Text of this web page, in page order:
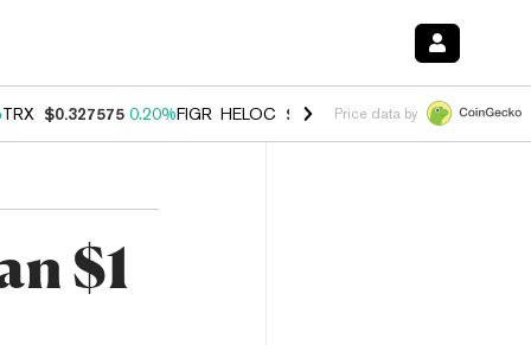
TRX $0.327575 0.20%FIGR_HELOC $1.023 0.20%HYPE $54.16 -
Price data by
$1